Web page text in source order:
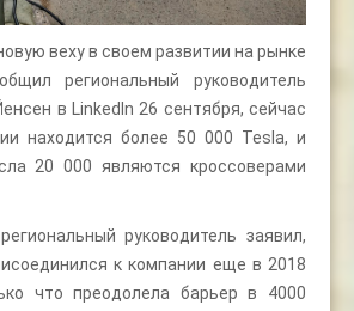
веху в своем развитии на рынке
региональный руководитель
в LinkedIn 26 сентября, сейчас
находится более 50 000 Tesla, и
20 000 являются кроссоверами
руководитель заявил,
к компании еще в 2018
что преодолела барьер в 4000